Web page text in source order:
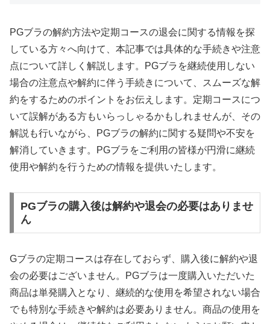
PGブラの解約方法や定期コースの退会に関する情報を探
している方々へ向けて、本記事では具体的な手続きや注意
点について詳しく解説します。PGブラを継続使用しない
場合の注意点や解約に伴う手続きについて、スムーズな解
約をするためのポイントをお伝えします。定期コースにつ
いて誤解がある方もいらっしゃるかもしれませんが、その
解説も行いながら、PGブラの解約に関する疑問や不安を
解消していきます。PGブラをご利用の皆様が円滑に継続
使用や解約を行うための情報を提供いたします。
PGブラの購入後は解約や退会の必要はありませ
ん
Gブラの定期コースは存在しておらず、購入後に解約や退
会の必要はございません。PGブラは一度購入いただいた
商品は単発購入となり、継続的な使用を希望されない場合
でも特別な手続きや解約は必要ありません。商品の使用を